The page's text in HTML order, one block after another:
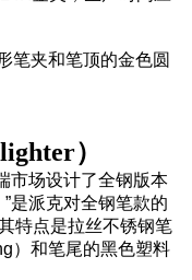
笔夹和笔顶的金色圆
）
市场设计了全钢版本
是派克对全钢笔款的
特点是拉丝不锈钢笔
）和笔尾的黑色塑料